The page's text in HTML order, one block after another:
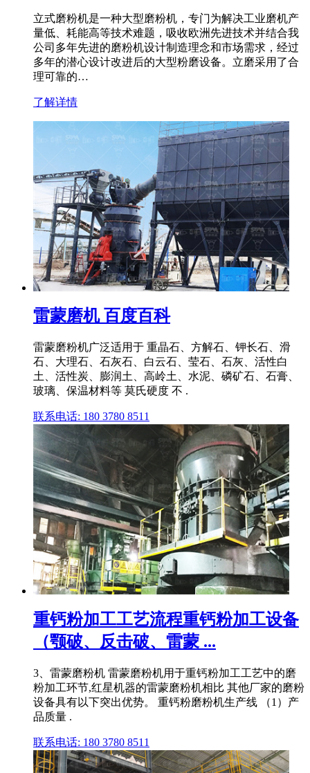
立式磨粉机是一种大型磨粉机，专门为解决工业磨机产
量低、耗能高等技术难题，吸收欧洲先进技术并结合我
公司多年先进的磨粉机设计制造理念和市场需求，经过
多年的潜心设计改进后的大型粉磨设备。立磨采用了合
理可靠的…
了解详情
雷蒙磨机 百度百科
雷蒙磨粉机广泛适用于 重晶石、方解石、钾长石、滑
石、大理石、石灰石、白云石、莹石、石灰、活性白
土、活性炭、膨润土、高岭土、水泥、磷矿石、石膏、
玻璃、保温材料等 莫氏硬度 不 .
联系电话: 180 3780 8511
重钙粉加工工艺流程重钙粉加工设备
（颚破、反击破、雷蒙 ...
3、雷蒙磨粉机 雷蒙磨粉机用于重钙粉加工工艺中的磨
粉加工环节,红星机器的雷蒙磨粉机相比 其他厂家的磨粉
设备具有以下突出优势。 重钙粉磨粉机生产线 （1）产
品质量 .
联系电话: 180 3780 8511